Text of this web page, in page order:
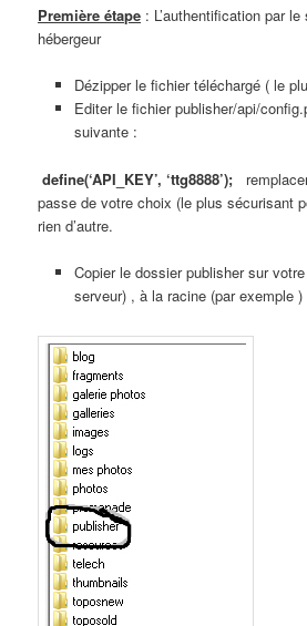
Première étape : L’authentification par
hébergeur
Dézipper le fichier téléchargé ( le
Editer le fichier publisher/api/
suivante :
define(‘API_KEY’, ‘ttg8888’);
passe de votre choix (le plus sécurisant
rien d’autre.
Copier le dossier publisher sur
serveur) , à la racine (par exemple